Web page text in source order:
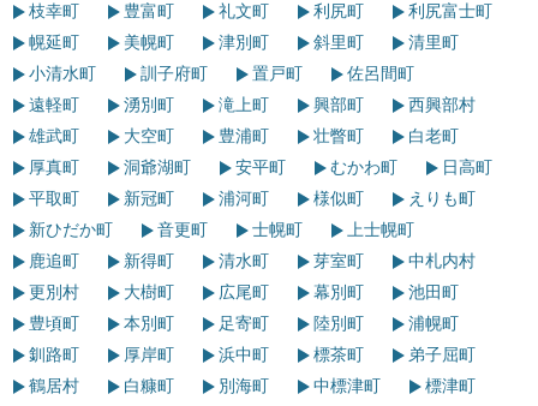
枝幸町
豊富町 礼文町 利尻町
利尻富士町
幌延町
美幌町 津別町 斜里町
清里町
小清水町
訓子府町 置戸町
佐呂間町
遠軽町
湧別町 滝上町 興部町
西興部村
雄武町
大空町 豊浦町 壮瞥町
白老町
厚真町
洞爺湖町 安平町 むかわ町
日高町
平取町
新冠町 浦河町 様似町
えりも町
新ひだか町
音更町 士幌町
上士幌町
鹿追町
新得町 清水町 芽室町
中札内村
更別村
大樹町 広尾町 幕別町
池田町
豊頃町
本別町 足寄町 陸別町
浦幌町
釧路町
厚岸町 浜中町 標茶町
弟子屈町
鶴居村
白糠町 別海町 中標津町
標津町